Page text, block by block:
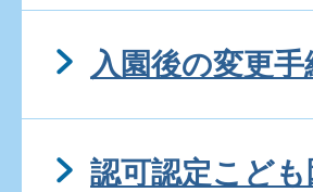
入園後の変更
認可認定こど